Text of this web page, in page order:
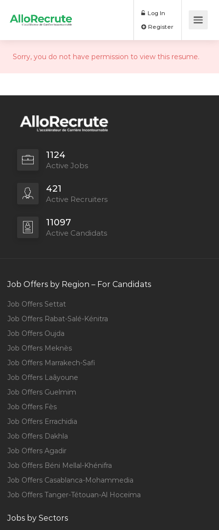
Log In
Sorry, you do not have permission to view this resume.
1124
Active Jobs
421
Active Recruiters
11097
Active Candidats
Job Offers by Region – For Candidats
Job Offers Settat
Job Offers Rabat-Salé-Kénitra
Job Offers Oujda
Job Offers Meknès
Job Offers Marrakech-Safi
Job Offers Laâyoune
Job Offers Guelmim
Job Offers Fès
Job Offers Errachidia
Job Offers Dakhla
Job Offers Agadir
Job Offers Béni Mellal-Khénifra
Job Offers Casablanca-Mohammedia
Job Offers Tanger-Tétouan-Al Hoceïma
Jobs by Sectors